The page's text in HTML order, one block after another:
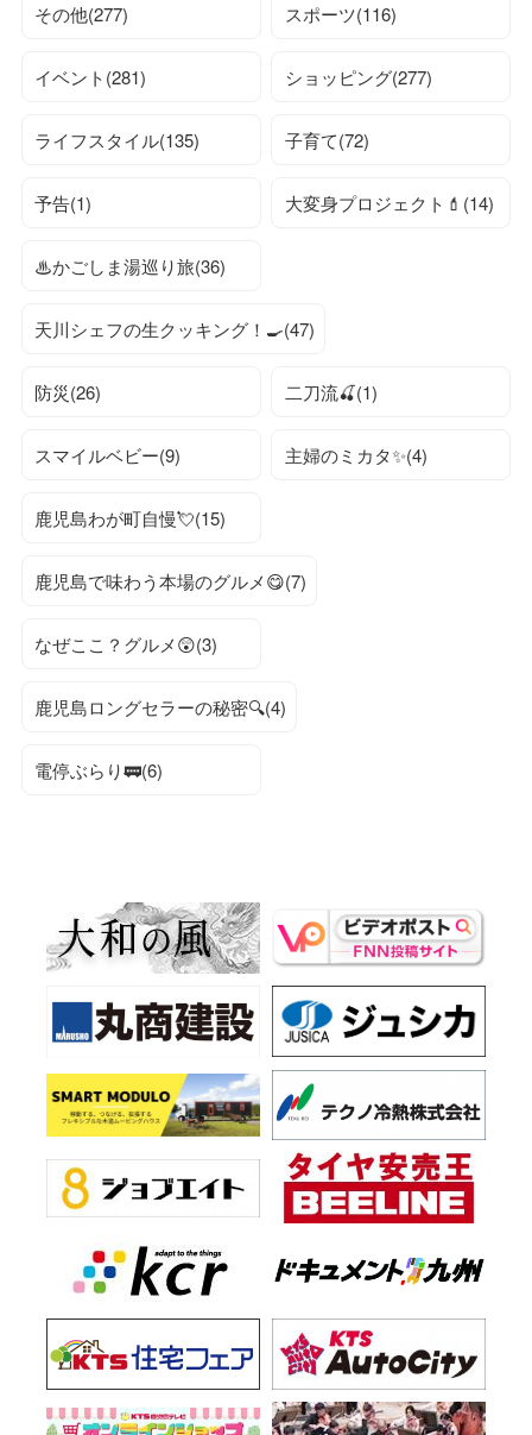
その他(277) スポーツ(116)
イベント(281) ショッピング(277)
ライフスタイル(135) 子育て(72)
予告(1) 大変身プロジェクト💄(14)
♨かごしま湯巡り旅(36)
天川シェフの生クッキング！🍳(47)
防災(26) 二刀流🍒(1)
スマイルベビー(9) 主婦のミカタ✨(4)
鹿児島わが町自慢💘(15)
鹿児島で味わう本場のグルメ😋(7)
なぜここ？グルメ😲(3)
鹿児島ロングセラーの秘密🔍(4)
電停ぶらり🚃(6)